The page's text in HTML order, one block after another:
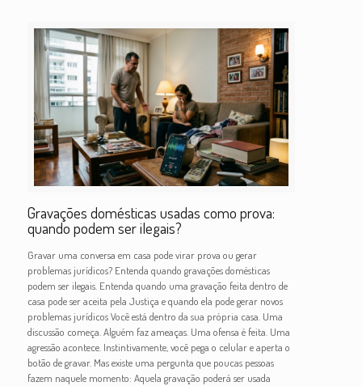
Gravações domésticas usadas como prova:
quando podem ser ilegais?
Gravar uma conversa em casa pode virar prova ou gerar
problemas jurídicos? Entenda quando gravações domésticas
podem ser ilegais. Entenda quando uma gravação feita dentro de
casa pode ser aceita pela Justiça e quando ela pode gerar novos
problemas jurídicos Você está dentro da sua própria casa. Uma
discussão começa. Alguém faz ameaças. Uma ofensa é feita. Uma
agressão acontece. Instintivamente, você pega o celular e aperta o
botão de gravar. Mas existe uma pergunta que poucas pessoas
fazem naquele momento: Aquela gravação poderá ser usada